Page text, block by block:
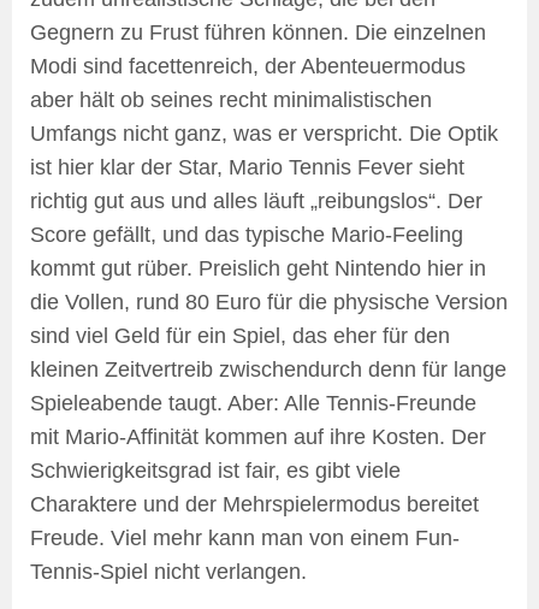
Gegnern zu Frust führen können. Die einzelnen
Modi sind facettenreich, der Abenteuermodus
aber hält ob seines recht minimalistischen
Umfangs nicht ganz, was er verspricht. Die Optik
ist hier klar der Star, Mario Tennis Fever sieht
richtig gut aus und alles läuft „reibungslos“. Der
Score gefällt, und das typische Mario-Feeling
kommt gut rüber. Preislich geht Nintendo hier in
die Vollen, rund 80 Euro für die physische Version
sind viel Geld für ein Spiel, das eher für den
kleinen Zeitvertreib zwischendurch denn für lange
Spieleabende taugt. Aber: Alle Tennis-Freunde
mit Mario-Affinität kommen auf ihre Kosten. Der
Schwierigkeitsgrad ist fair, es gibt viele
Charaktere und der Mehrspielermodus bereitet
Freude. Viel mehr kann man von einem Fun-
Tennis-Spiel nicht verlangen.